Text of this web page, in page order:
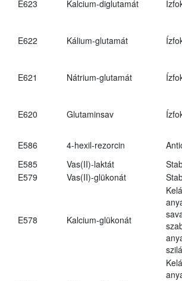
E623 Kalcium-diglutamát
E622 Kálium-glutamát
E621 Nátrium-glutamát
E620 Glutaminsav
E586
4-hexil-rezorcin
E585
Vas(II)-laktát
E579
Vas(II)-glükonát
E578 Kalcium-glükonát